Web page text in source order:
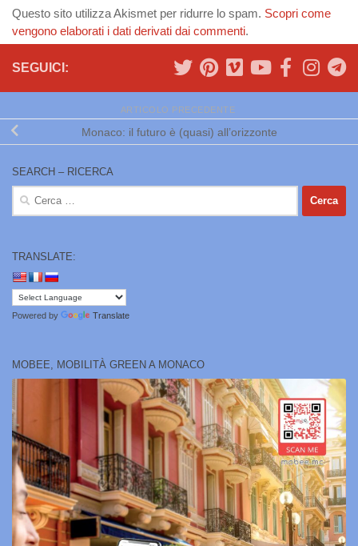
Questo sito utilizza Akismet per ridurre lo spam. Scopri come
vengono elaborati i dati derivati dai commenti.
SEGUICI:
ARTICOLO PRECEDENTE
Monaco: il futuro è (quasi) all’orizzonte
SEARCH – RICERCA
Ricerca
TRANSLATE:
Powered by Translate
MOBEE, MOBILITÀ GREEN A MONACO